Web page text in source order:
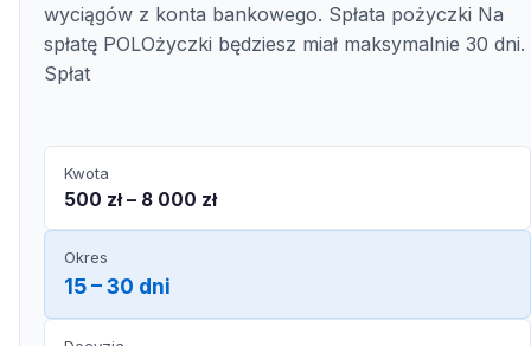
wyciągów z konta bankowego. Spłata pożyczki Na
spłatę POLOżyczki będziesz miał maksymalnie 30 dni.
Spłat
Kwota
500 zł – 8 000 zł
Okres
15 – 30 dni